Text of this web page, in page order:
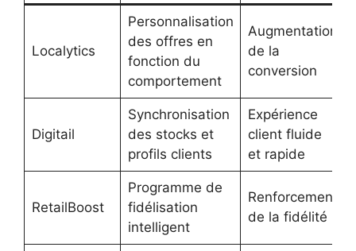
Localytics
Personnalisation
des offres en
fonction du
comportement
Augmentation
de la
conversion
Digitail
Synchronisation
des stocks et
profils clients
Expérience
client fluide
et rapide
RetailBoost
Programme de
fidélisation
intelligent
Renforcement
de la fidélité